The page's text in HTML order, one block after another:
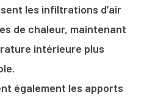
les infiltrations d’air
de chaleur, maintenant
intérieure plus
également les apports